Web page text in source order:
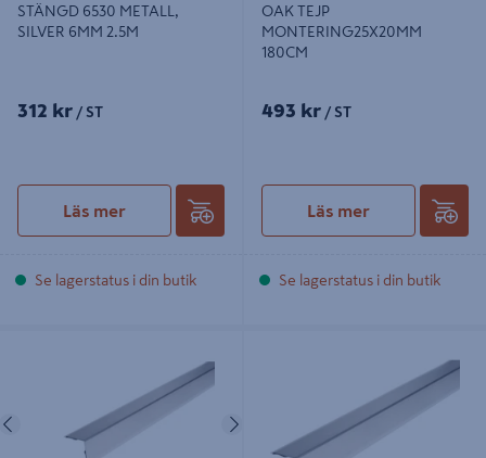
STÄNGD 6530 METALL,
SILVER 6MM 2.5M
312 kr / ST
Läs mer
Se lagerstatus i din butik
OAK TEJP
MONTERING25X20MM
180CM
493 kr / ST
Läs mer
Se lagerstatus i din butik
Föregående